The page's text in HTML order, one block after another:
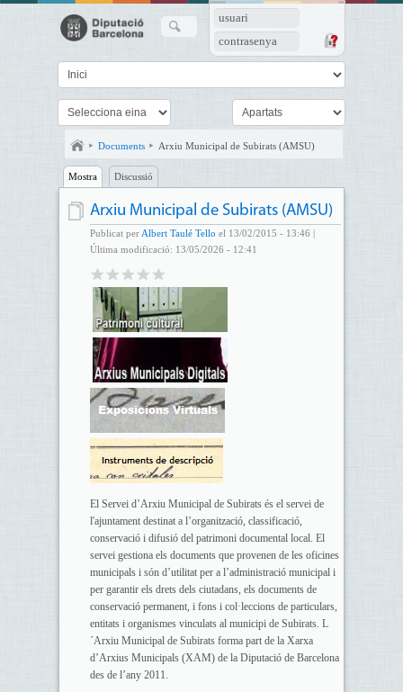
usuari
contrasenya
Documents Arxiu Municipal de Subirats (AMSU)
Mostra Discussió
Arxiu Municipal de Subirats (AMSU)
Publicat per Albert Taulé Tello el 13/02/2015 - 13:46 |
Última modificació: 13/05/2026 - 12:41
El Servei d’Arxiu Municipal de Subirats és el servei de
l'ajuntament destinat a l’organització, classificació,
conservació i difusió del patrimoni documental local. El
servei gestiona els documents que provenen de les oficines
municipals i són d’utilitat per a l’administració municipal i
per garantir els drets dels ciutadans, els documents de
conservació permanent, i fons i col·leccions de particulars,
entitats i organismes vinculats al municipi de Subirats. L
´Arxiu Municipal de Subirats forma part de la Xarxa
d’Arxius Municipals (XAM) de la Diputació de Barcelona
des de l’any 2011.